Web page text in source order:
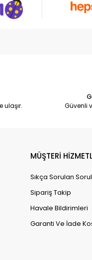
ulaşır. Güvenli
MÜŞTERİ
Sıkça Sorulan
Sipariş Takip
Havale Bildirimleri
Garanti Ve İade